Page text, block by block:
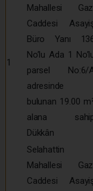
1
Mahallesi
Caddesi
Büro Yanı
No’lu Ada 1
parsel No:6/
adresinde
bulunan 19.00
alana
Dükkân
Selahattin
Mahallesi
Caddesi